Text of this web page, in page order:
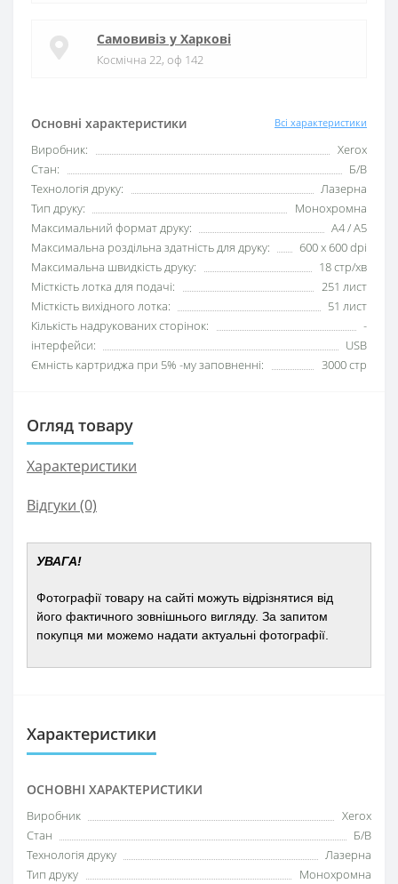
Основні характеристики Всі характеристики
Виробник:
Xerox
Стан:
Б/В
Технологія друку:
Лазерна
Тип друку:
Монохромна
Максимальний формат друку:
A4 / A5
Максимальна роздільна здатність для друку:
600 x 600 dpi
Максимальна швидкість друку:
18 стр/хв
Місткість лотка для подачі:
251 лист
Місткість вихідного лотка:
51 лист
Кількість надрукованих сторінок:
-
інтерфейси:
USB
Ємність картриджа при 5% -му заповненні:
3000 стр
Самовивіз у Харкові
Космічна 22, оф 142
Огляд товару
Характеристики
Відгуки (0)
УВАГА!
Фотографії товару на сайті можуть відрізнятися від
його фактичного зовнішнього вигляду. За запитом
покупця ми можемо надати актуальні фотографії.
Характеристики
ОСНОВНІ ХАРАКТЕРИСТИКИ
Виробник
Xerox
Стан
Б/В
Технологія друку
Лазерна
Тип друку
Монохромна